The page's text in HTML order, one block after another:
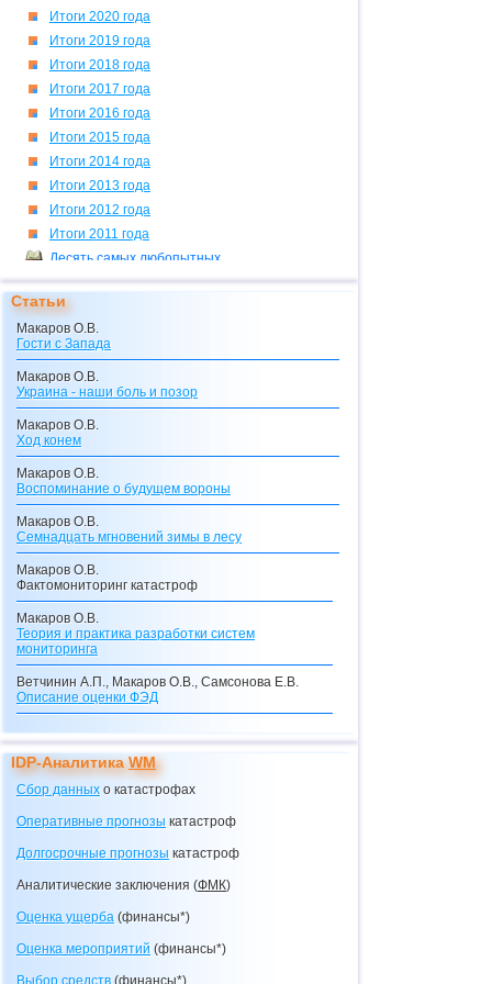
Итоги 2020 года
Итоги 2019 года
Итоги 2018 года
Итоги 2017 года
Итоги 2016 года
Итоги 2015 года
Итоги 2014 года
Итоги 2013 года
Итоги 2012 года
Итоги 2011 года
Десять самых любопытных
Катастрофа за катастрофой
Самая обаятельная и...
"Что ищет он в краю далеком?"
Апрельская "распутица"
О пожарах и не только
Паводок в Поволжье
К 50-летию полета в космос
Авария на
Статьи
Макаров О.В.
Гости с Запада
Макаров О.В.
Украина - наши боль и позор
Макаров О.В.
Ход конем
Макаров О.В.
Воспоминание о будущем вороны
Макаров О.В.
Семнадцать мгновений зимы в лесу
Макаров О.В.
Фактомониторинг катастроф
Макаров О.В.
Теория и практика разработки систем
мониторинга
Ветчинин А.П., Макаров О.В., Самсонова Е.В.
Описание оценки ФЭД
Макаров О.В., Самсонова Е.В.
Описание кредитного калькулятора
Макаров О.В.
Видения с перевоплощениями
Макаров О.В.
"Ксанф, выпей море!"(взгляд со стороны на
Просто катастрофа!
IDP-АналитикаWM
Сбор данных о катастрофах
Оперативные прогнозы катастроф
Долгосрочные прогнозы катастроф
Аналитические заключения (ФМК)
Оценка ущерба (финансы*)
Оценка мероприятий (финансы*)
Выбор средств (финансы*)